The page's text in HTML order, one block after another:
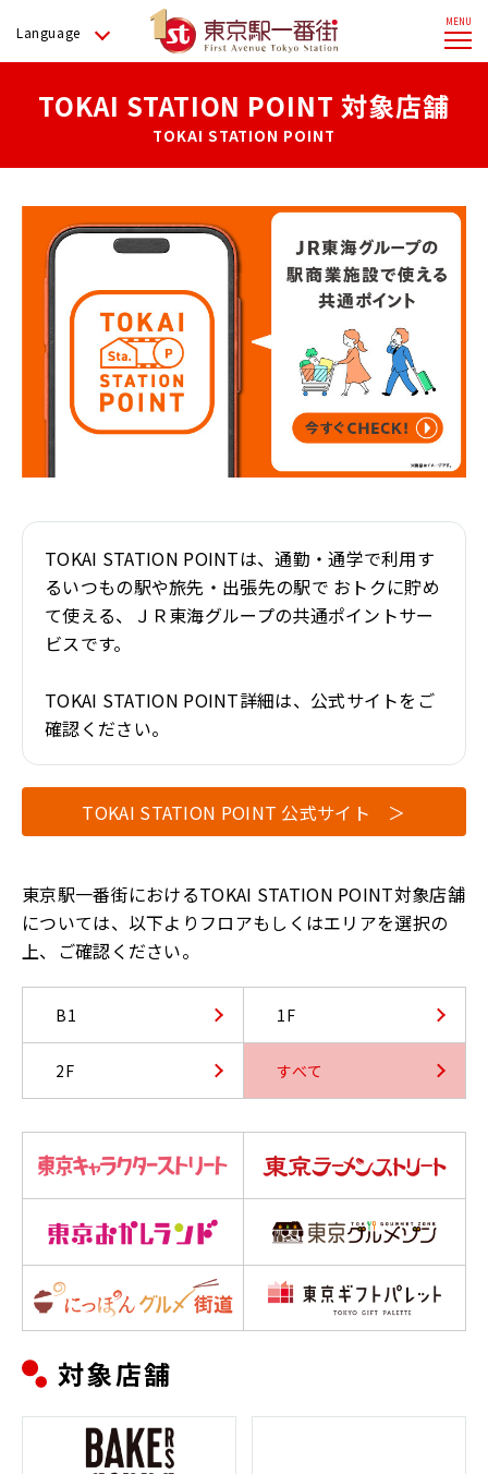
Language
TOKAI STATION POINT 対象店舗
TOKAI STATION POINT
TOKAI STATION POINTは、通勤・通学で利用す
るいつもの駅や旅先・出張先の駅で おトクに貯め
て使える、ＪＲ東海グループの共通ポイントサー
ビスです。
TOKAI STATION POINT詳細は、公式サイトをご
確認ください。
TOKAI STATION POINT 公式サイト ＞
東京駅一番街におけるTOKAI STATION POINT対象店舗
については、以下よりフロアもしくはエリアを選択の
上、ご確認ください。
B1 1F
2F すべて
対象店舗